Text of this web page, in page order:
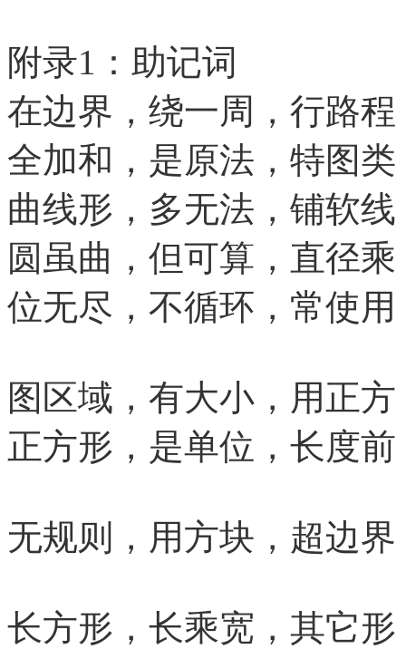
附录1：助记词
在边界，绕一周，行路
全加和，是原法，特图
曲线形，多无法，铺软
圆虽曲，但可算，直径
位无尽，不循环，常使
图区域，有大小，用正
正方形，是单位，长度
无规则，用方块，超边
长方形，长乘宽，其它